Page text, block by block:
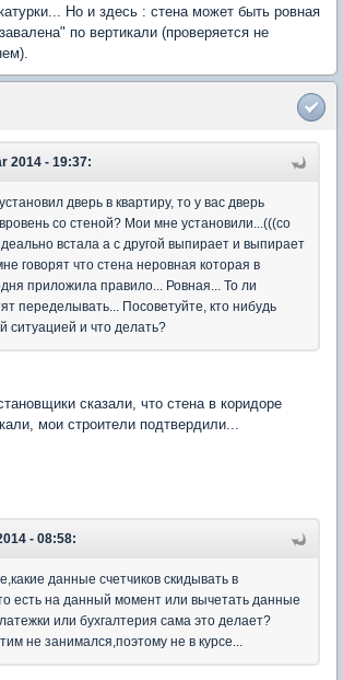
Но и здесь : стена может быть ровная
по вертикали (проверяется не
2014 - 19:37:
дверь в квартиру, то у вас дверь
со стеной? Мои мне установили...(((со
встала а с другой выпирает и выпирает
говорят что стена неровная которая в
приложила правило... Ровная... То ли
переделывать... Посоветуйте, кто нибудь
ситуацией и что делать?
сказали, что стена в коридоре
мои строители подтвердили...
- 08:58:
данные счетчиков скидывать в
есть на данный момент или вычетать данные
или бухгалтерия сама это делает?
не занимался,поэтому не в курсе...